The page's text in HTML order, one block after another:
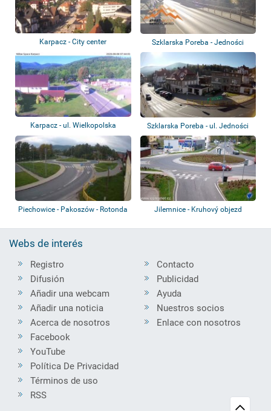
Karpacz - City center
Szklarska Poreba - Jedności
Narodowej St...
Karpacz - ul. Wielkopolska
Szklarska Poreba - ul. Jedności
Narodowe...
Piechowice - Pakoszów - Rotonda Jilemnice - Kruhový objezd
Webs de interés
Registro
Difusión
Añadir una webcam
Añadir una noticia
Acerca de nosotros
Contacto
Publicidad
Ayuda
Nuestros socios
Enlace con nosotros
Facebook
YouTube
Política De Privacidad
Términos de uso
RSS